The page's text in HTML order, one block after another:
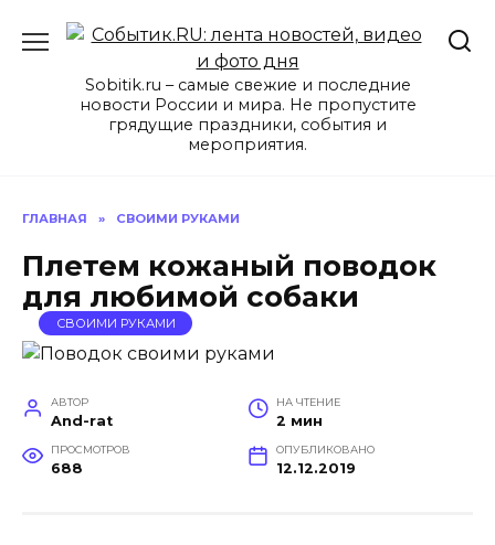
Sobitik.ru – самые свежие и последние
новости России и мира. Не пропустите
грядущие праздники, события и
мероприятия.
ГЛАВНАЯ » СВОИМИ РУКАМИ
Плетем кожаный поводок
для любимой собаки
СВОИМИ РУКАМИ
АВТОР
And-rat
НА ЧТЕНИЕ
2 мин
ПРОСМОТРОВ
688
ОПУБЛИКОВАНО
12.12.2019